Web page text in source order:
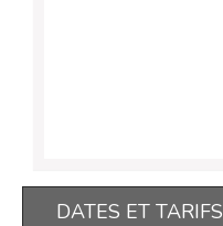
DATES ET TARIFS